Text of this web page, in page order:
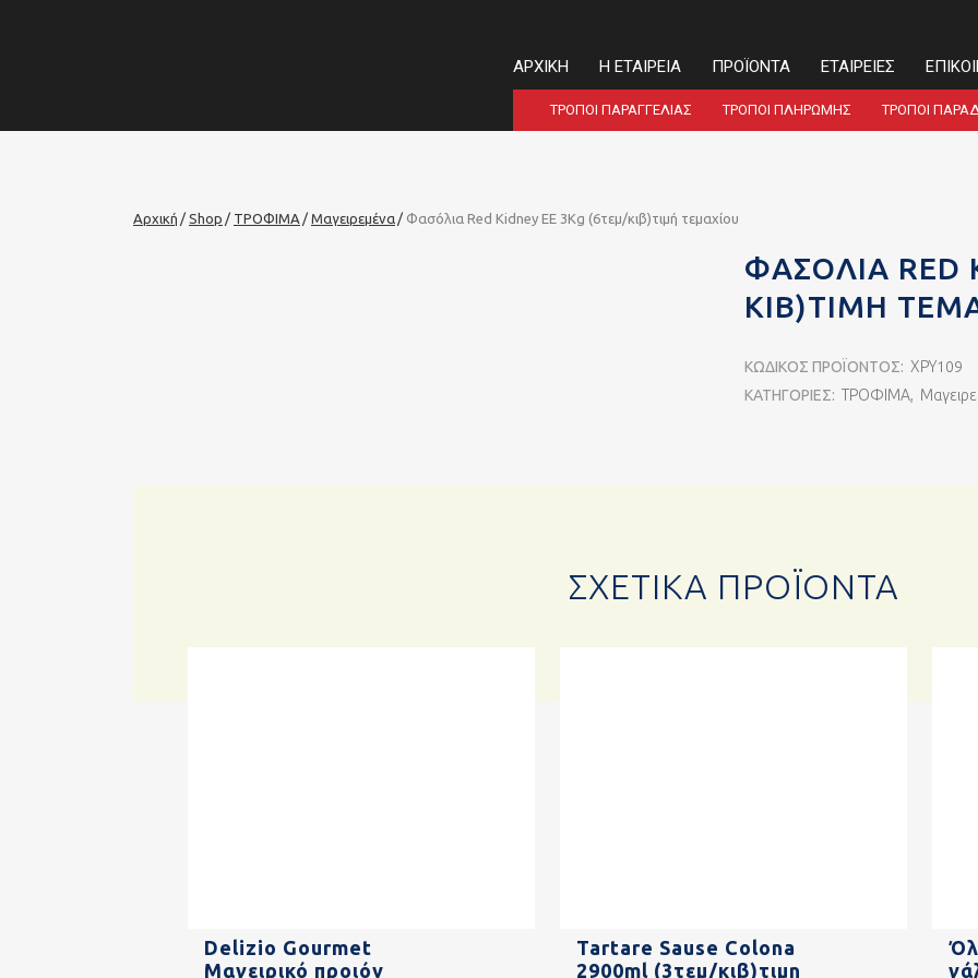
ΑΡΧΙΚΉ Η ΕΤΑΙΡΕΊΑ ΠΡΟΪΌΝΤΑ ΕΤΑΙΡΕΊΕΣ
ΤΡΌΠΟΙ ΠΑΡΑΓΓΕΛΊΑΣ ΤΡΌΠΟΙ ΠΛΗΡΩΜΉΣ ΤΡΌΠΟΙ
Αρχική Shop ΤΡΟΦΙΜΑ Μαγειρεμένα Φασόλια Red Kidney ΕΕ 3Kg (6τεμ/κιβ)τιμή τεμαχίου
ΦΑΣΌΛΙΑ RED
ΚΙΒ)ΤΙΜΉ
ΚΩΔΙΚΌΣ ΠΡΟΪΌΝΤΟΣ: ΧΡΥ109
ΚΑΤΗΓΟΡΊΕΣ: ΤΡΟΦΙΜΑ,
ΣΧΕΤΙΚΆ ΠΡΟΪΌΝΤΑ
Delizio Gourmet
Μαγειρικό προιόν
Tartare Sause Colona
2900ml (3τεμ/κιβ)τιμη